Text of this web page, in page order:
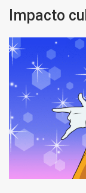
Impacto